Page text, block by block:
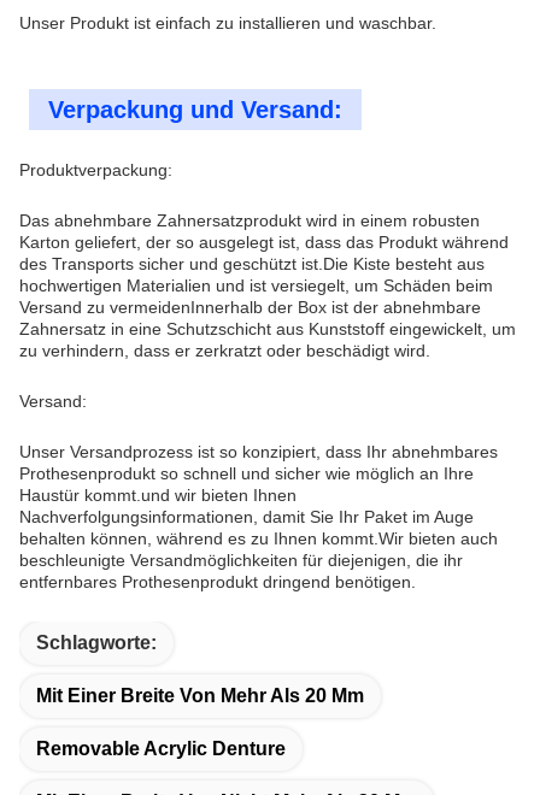
Unser Produkt ist einfach zu installieren und waschbar.
Verpackung und Versand:
Produktverpackung:
Das abnehmbare Zahnersatzprodukt wird in einem robusten
Karton geliefert, der so ausgelegt ist, dass das Produkt während
des Transports sicher und geschützt ist.Die Kiste besteht aus
hochwertigen Materialien und ist versiegelt, um Schäden beim
Versand zu vermeidenInnerhalb der Box ist der abnehmbare
Zahnersatz in eine Schutzschicht aus Kunststoff eingewickelt, um
zu verhindern, dass er zerkratzt oder beschädigt wird.
Versand:
Unser Versandprozess ist so konzipiert, dass Ihr abnehmbares
Prothesenprodukt so schnell und sicher wie möglich an Ihre
Haustür kommt.und wir bieten Ihnen
Nachverfolgungsinformationen, damit Sie Ihr Paket im Auge
behalten können, während es zu Ihnen kommt.Wir bieten auch
beschleunigte Versandmöglichkeiten für diejenigen, die ihr
entfernbares Prothesenprodukt dringend benötigen.
Schlagworte:
Mit Einer Breite Von Mehr Als 20 Mm
Removable Acrylic Denture